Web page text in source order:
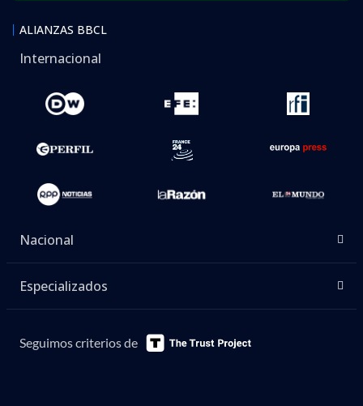
ALIANZAS BBCL
Internacional
Nacional
Especializados
Seguimos criterios de